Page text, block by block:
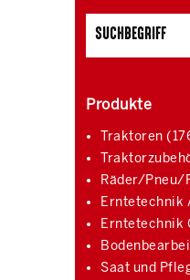
Produkte
Traktoren
Räder/Pneu/
Erntetechnik
Erntetechnik
Saat und